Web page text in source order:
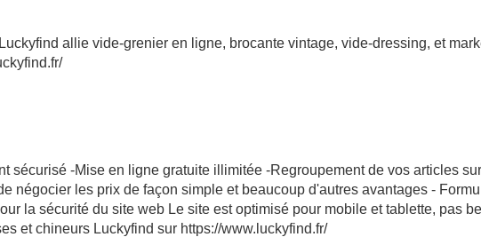
allie vide-grenier en ligne, brocante vintage, vide-dressing, et
sécurisé -Mise en ligne gratuite illimitée -Regroupement de vos articles
négocier les prix de façon simple et beaucoup d'autres avantages -
la sécurité du site web Le site est optimisé pour mobile et tablette, pas
et chineurs Luckyfind sur https://www.luckyfind.fr/